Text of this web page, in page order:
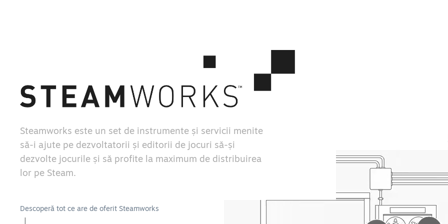
Steamworks este un set de instrumente și servicii menite
să-i ajute pe dezvoltatorii și editorii de jocuri să-și
dezvolte jocurile și să profite la maximum de distribuirea
lor pe Steam.
Descoperă tot ce are de oferit Steamworks